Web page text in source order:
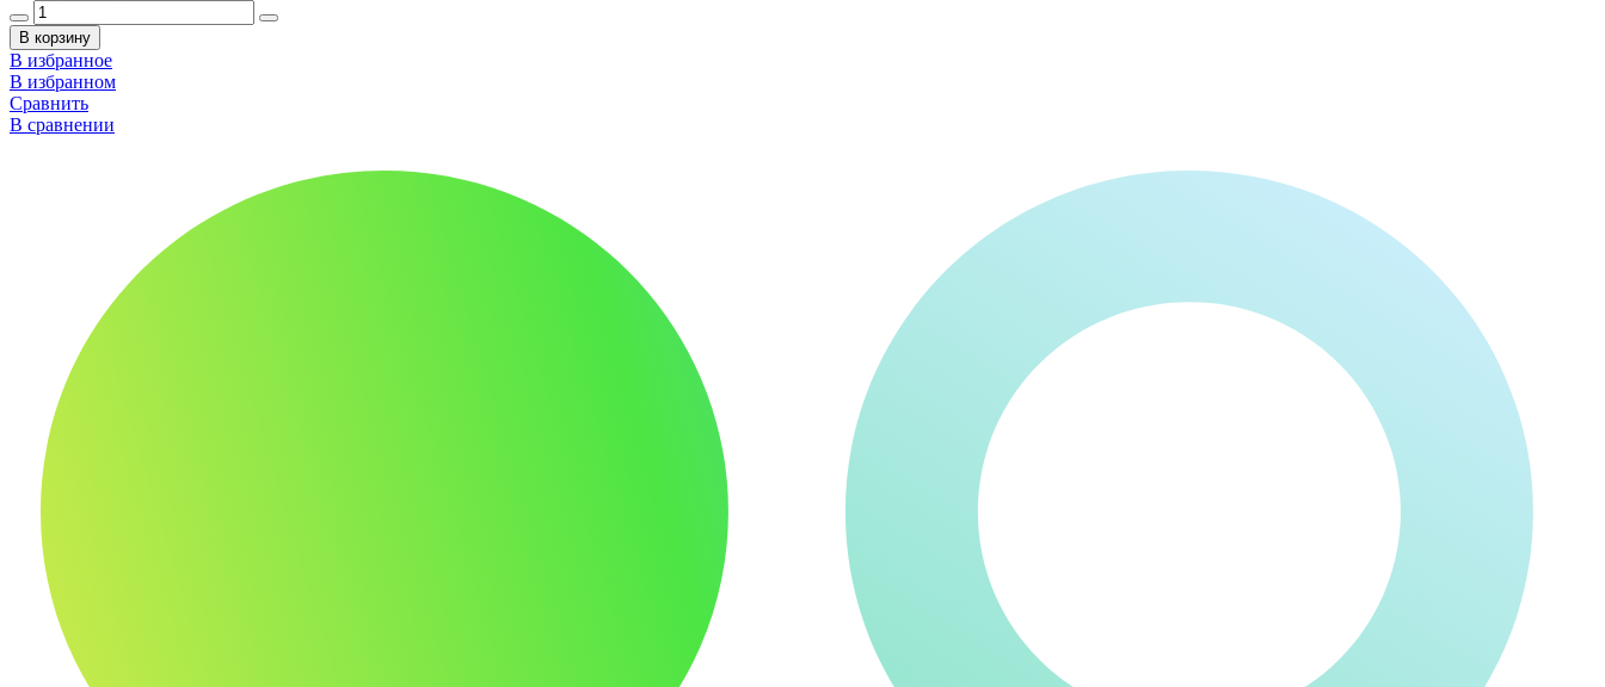
В корзину
В избранное
В избранном
Сравнить
В сравнении